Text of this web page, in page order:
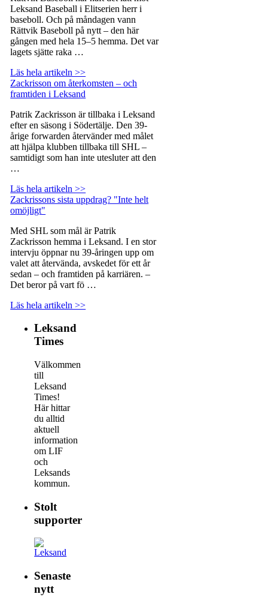
Leksand Baseball i Elitserien herr i
baseboll. Och på måndagen vann
Rättvik Baseboll på nytt – den här
gången med hela 15–5 hemma. Det var
lagets sjätte raka …
Läs hela artikeln >>
Zackrisson om återkomsten – och
framtiden i Leksand
Patrik Zackrisson är tillbaka i Leksand
efter en säsong i Södertälje. Den 39-
årige forwarden återvänder med målet
att hjälpa klubben tillbaka till SHL –
samtidigt som han inte utesluter att den
…
Läs hela artikeln >>
Zackrissons sista uppdrag? "Inte helt
omöjligt"
Med SHL som mål är Patrik
Zackrisson hemma i Leksand. I en stor
intervju öppnar nu 39-åringen upp om
valet att återvända, avskedet för ett år
sedan – och framtiden på karriären. –
Det beror på vart fö …
Läs hela artikeln >>
Leksand
Times
Välkommen
till
Leksand
Times!
Här hittar
du alltid
aktuell
information
om LIF
och
Leksands
kommun.
Stolt
supporter
Senaste
nytt